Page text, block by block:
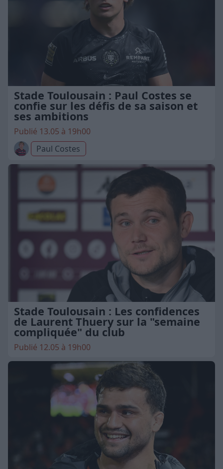
Stade Toulousain : Paul Costes se
confie sur les défis de sa saison et
ses ambitions
Publié 13.05 à 19h00
Paul Costes
Stade Toulousain : Les confidences
de Laurent Thuery sur la "semaine
compliquée" du club
Publié 12.05 à 19h00